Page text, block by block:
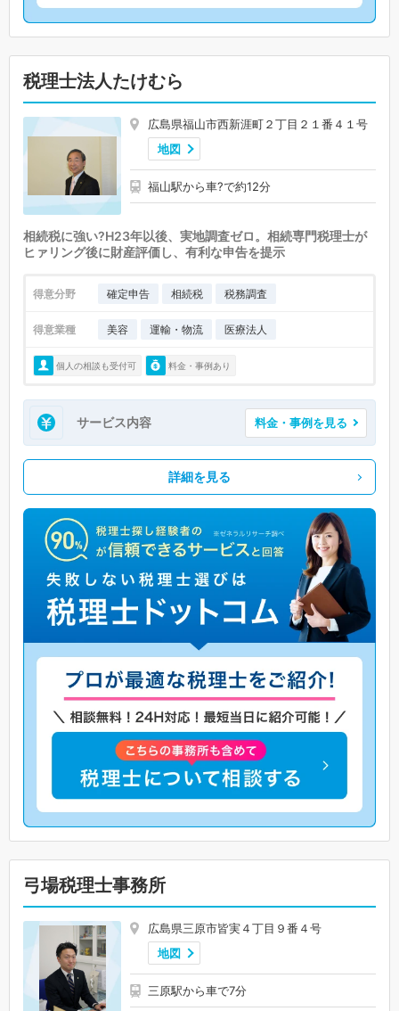
税理士法人たけむら
広島県福山市西新涯町２丁目２１番４１号
地図
福山駅から車?で約12分
相続税に強い?H23年以後、実地調査ゼロ。相続専門税理士が
ヒァリング後に財産評価し、有利な申告を提示
得意分野 確定申告 相続税 税務調査
得意業種 美容 運輸・物流 医療法人
個人の相談も受付可 料金・事例あり
サービス内容 料金・事例を見る
詳細を見る
弓場税理士事務所
広島県三原市皆実４丁目９番４号
地図
三原駅から車で7分